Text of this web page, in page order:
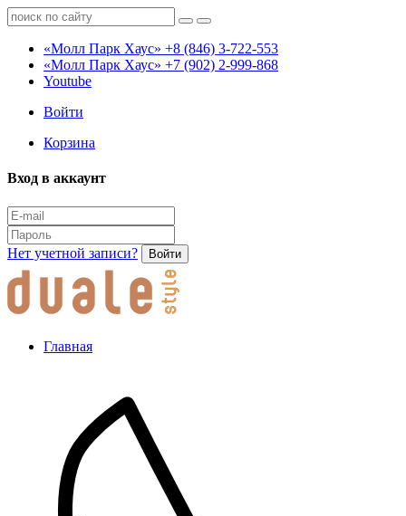
«Молл Парк Хаус» +8 (846) 3-722-553
«Молл Парк Хаус» +7 (902) 2-999-868
Youtube
Войти
Корзина
Вход в аккаунт
Нет учетной записи? Войти
Главная